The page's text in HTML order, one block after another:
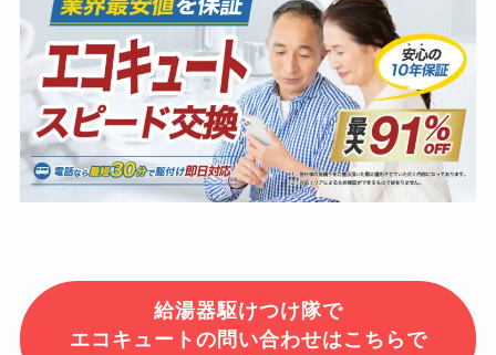
給湯器駆けつけ隊で
エコキュートの問い合わせはこちらで